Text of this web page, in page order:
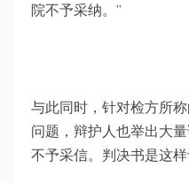
院不予采纳。”
与此同时，针对检方所
问题，辩护人也举出大
不予采信。判决书是这样